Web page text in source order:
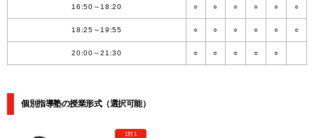
16:50～18:20 ○ ○ ○ ○ ○ ○
18:25～19:55 ○ ○ ○ ○ ○ ○
20:00～21:30 ○ ○ ○ ○ ○
個別指導塾の授業形式（選択可能）
1対1